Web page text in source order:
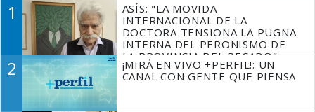
1
ASÍS: "LA MOVIDA
INTERNACIONAL DE LA
DOCTORA TENSIONA LA PUGNA
INTERNA DEL PERONISMO DE
LA PROVINCIA DEL PECADO"
2
¡MIRÁ EN VIVO +PERFIL!: UN
CANAL CON GENTE QUE PIENSA